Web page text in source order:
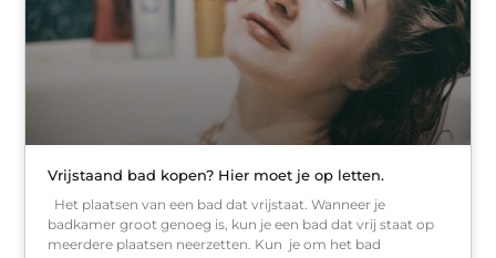
Vrijstaand bad kopen? Hier moet je op letten.
Het plaatsen van een bad dat vrijstaat. Wanneer je
badkamer groot genoeg is, kun je een bad dat vrij staat op
meerdere plaatsen neerzetten. Kun je om het bad